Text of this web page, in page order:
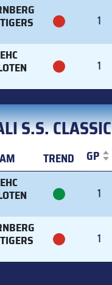
1
EHC
1
S.S. CLASSIC
TREND GP
TREND GP
EHC
1
1